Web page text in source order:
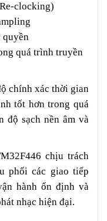
clocking)
quyền
quá trình truyền
chính xác thời gian
tốt hơn trong quá
độ sạch nền âm và
chịu trách
phối các giao tiếp
hành ổn định và
nhạc hiện đại.